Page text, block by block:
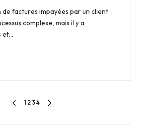
factures impayées par un client
complexe, mais il y a
et…
PREVIOUS
1 2 3 4